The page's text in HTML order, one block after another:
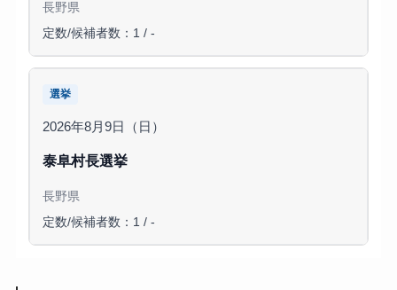
長野県
定数/候補者数：1 / -
選挙
2026年8月9日（日）
泰阜村長選挙
長野県
定数/候補者数：1 / -